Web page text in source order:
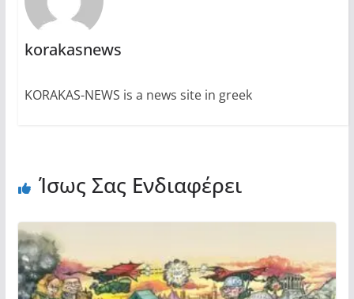
korakasnews
KORAKAS-NEWS is a news site in greek
Ίσως Σας Ενδιαφέρει